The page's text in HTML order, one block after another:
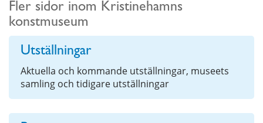
Fler sidor inom Kristinehamns
konstmuseum
Utställningar
Aktuella och kommande utställningar, museets
samling och tidigare utställningar